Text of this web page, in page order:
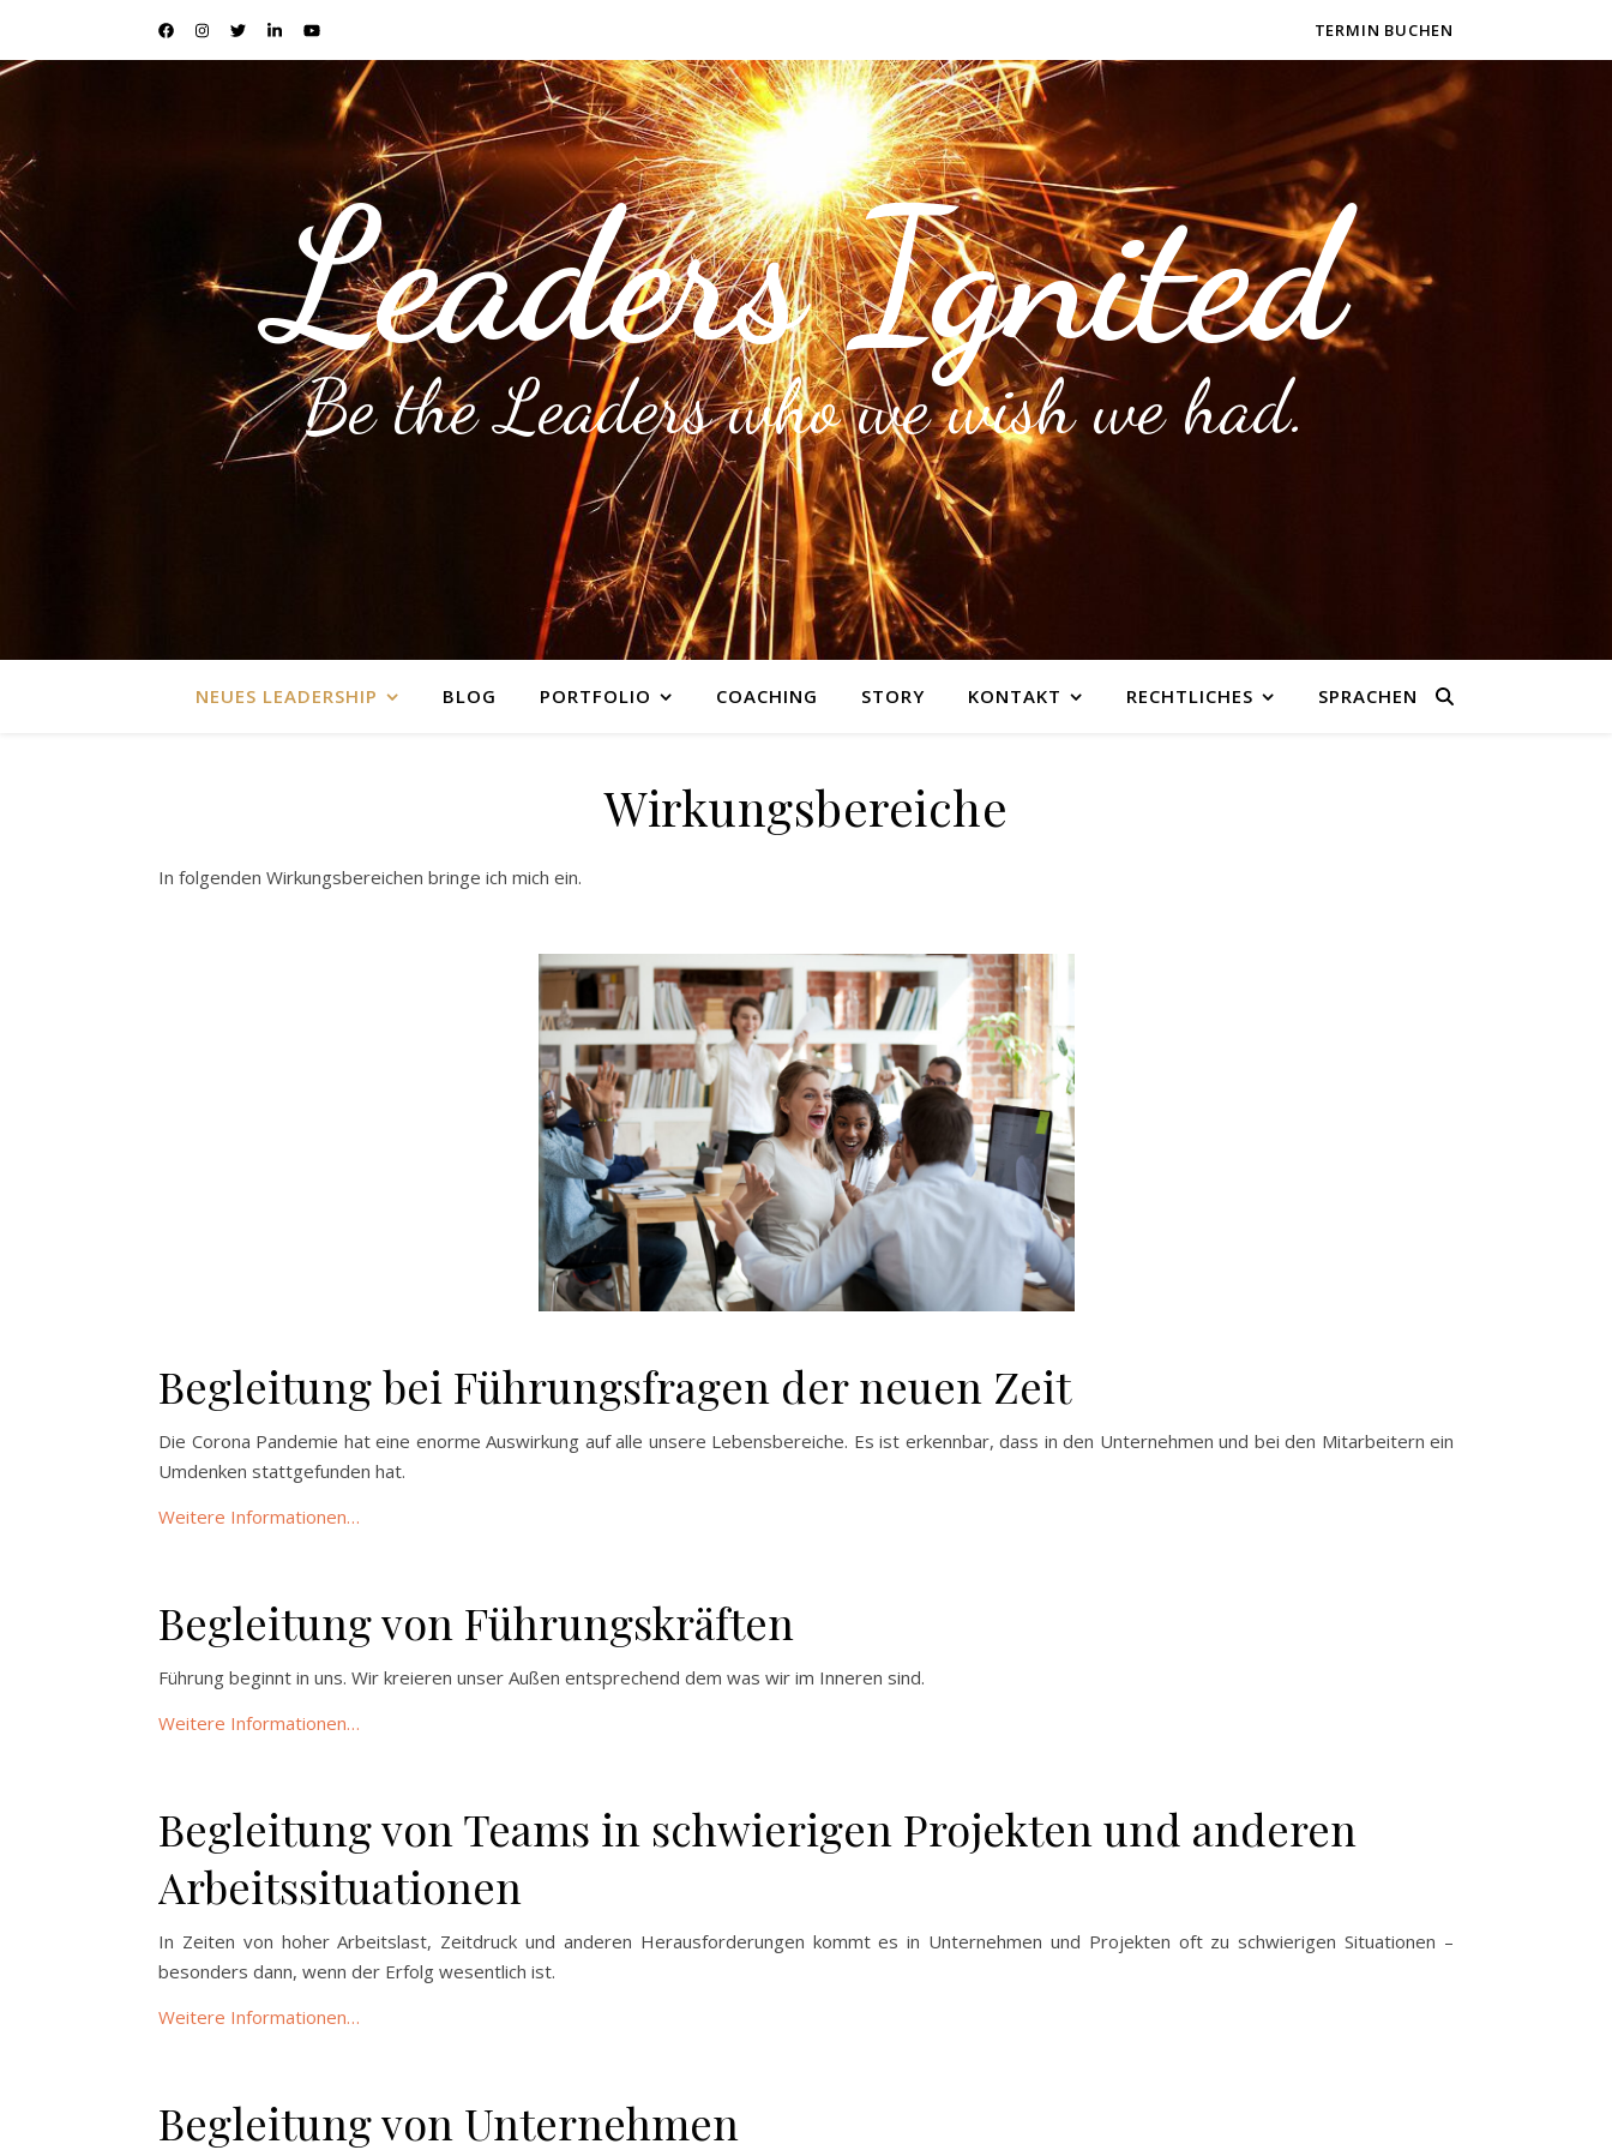
TERMIN BUCHEN
Leaders Ignited
Be the Leaders who we wish we had.
NEUES LEADERSHIP BLOG PORTFOLIO COACHING STORY KONTAKT RECHTLICHES SPRACHEN
Wirkungsbereiche
In folgenden Wirkungsbereichen bringe ich mich ein.
Begleitung bei Führungsfragen der neuen Zeit
Die Corona Pandemie hat eine enorme Auswirkung auf alle unsere Lebensbereiche. Es ist erkennbar, dass in den Unternehmen und bei den Mitarbeitern ein
Umdenken stattgefunden hat.
Weitere Informationen…
Begleitung von Führungskräften
Führung beginnt in uns. Wir kreieren unser Außen entsprechend dem was wir im Inneren sind.
Weitere Informationen…
Begleitung von Teams in schwierigen Projekten und anderen
Arbeitssituationen
In Zeiten von hoher Arbeitslast, Zeitdruck und anderen Herausforderungen kommt es in Unternehmen und Projekten oft zu schwierigen Situationen –
besonders dann, wenn der Erfolg wesentlich ist.
Weitere Informationen…
Begleitung von Unternehmen